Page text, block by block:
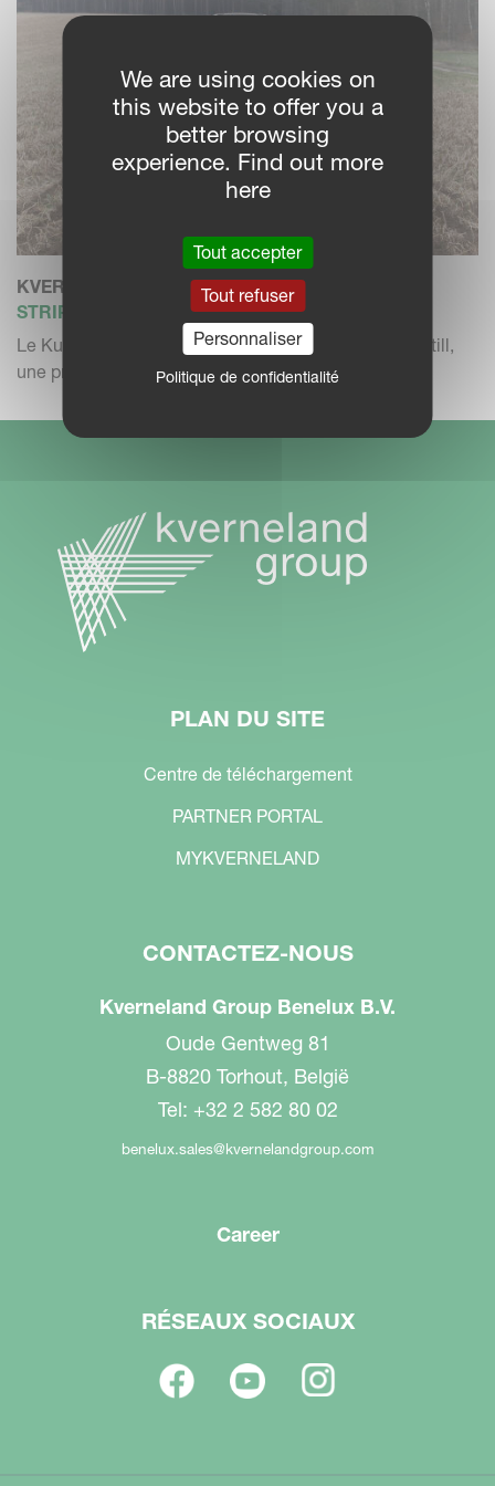
signifie une économie sur les coûts de carburant.
KVERNELAND KULTISTRIP F
STRIP-TILL
Le Kultistrip F est la réponse de Kverneland au strip-till,
une procéd...
PLAN DU SITE
Centre de téléchargement
PARTNER PORTAL
MYKVERNELAND
CONTACTEZ-NOUS
Kverneland Group Benelux B.V.
Oude Gentweg 81
B-8820 Torhout, België
Tel: +32 2 582 80 02
benelux.sales@kvernelandgroup.com
Career
RÉSEAUX SOCIAUX
We are using cookies on
this website to offer you a
better browsing
experience. Find out more
here
Tout accepter
Tout refuser
Personnaliser
Politique de confidentialité